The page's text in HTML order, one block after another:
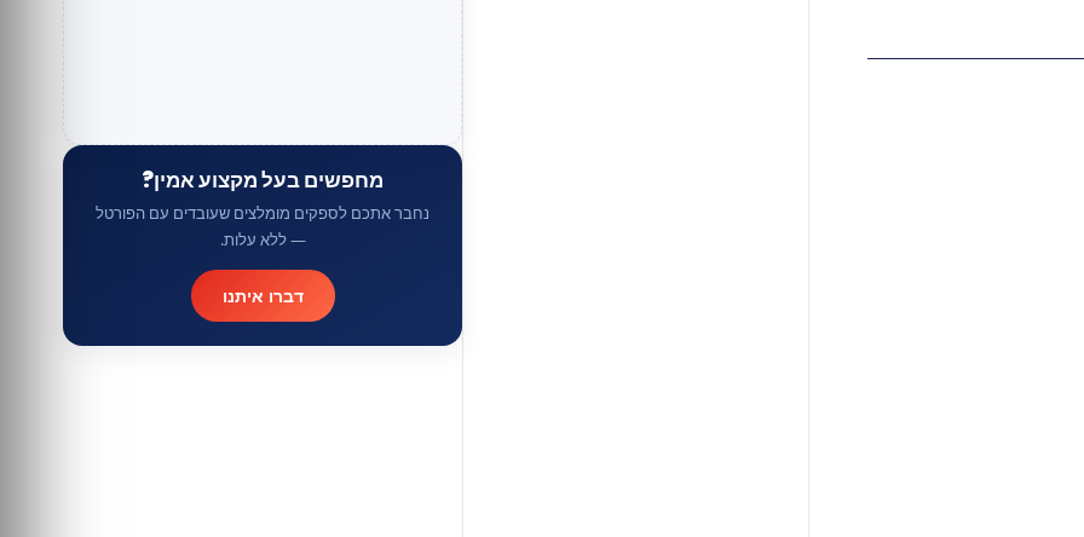
מחפשים בעל מקצוע אמין?
נחבר אתכם לספקים מומלצים שעובדים עם הפורטל
— ללא עלות.
דברו איתנו